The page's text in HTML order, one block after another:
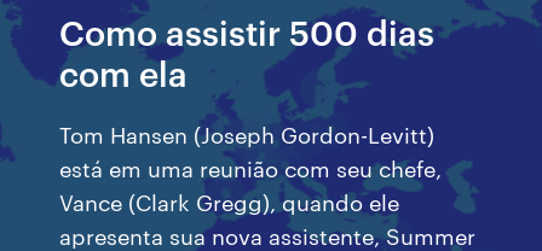
Como assistir 500 dias
com ela
Tom Hansen (Joseph Gordon-Levitt)
está em uma reunião com seu chefe,
Vance (Clark Gregg), quando ele
apresenta sua nova assistente, Summer